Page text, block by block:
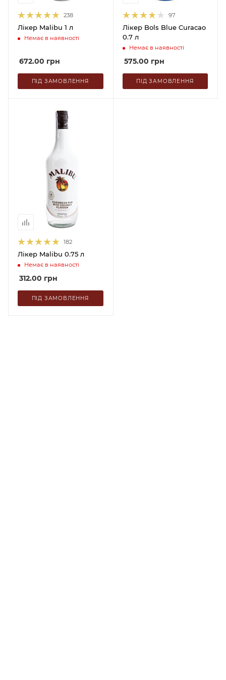
238
Лікер Malibu 1 л
Немає в наявності
672.00 грн
ПІД ЗАМОВЛЕННЯ
97
Лікер Bols Blue Curacao
0.7 л
Немає в наявності
575.00 грн
ПІД ЗАМОВЛЕННЯ
182
Лікер Malibu 0.75 л
Немає в наявності
312.00 грн
ПІД ЗАМОВЛЕННЯ